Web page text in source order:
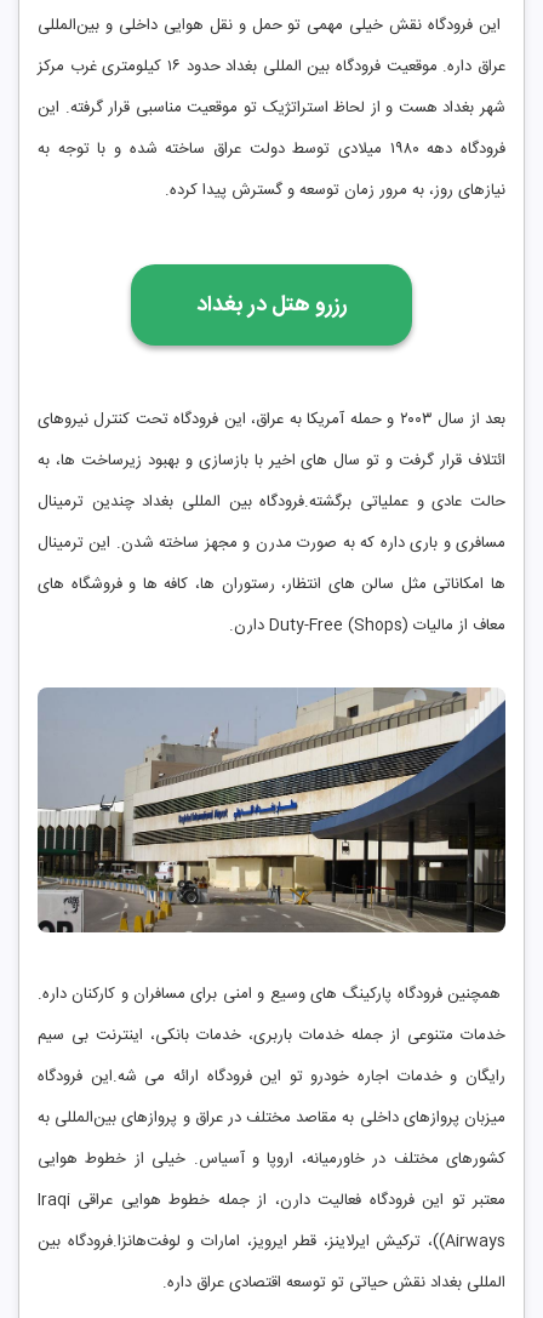
این فرودگاه نقش خیلی مهمی تو حمل و نقل هوایی داخلی و بین‌المللی
عراق داره. موقعیت فرودگاه بین‌ المللی بغداد حدود ۱۶ کیلومتری غرب مرکز
شهر بغداد هست و از لحاظ استراتژیک تو موقعیت مناسبی قرار گرفته. این
فرودگاه دهه ۱۹۸۰ میلادی توسط دولت عراق ساخته شده و با توجه به
نیازهای روز، به مرور زمان توسعه و گسترش پیدا کرده.
رزرو هتل دربغداد
بعد از سال ۲۰۰۳ و حمله آمریکا به عراق، این فرودگاه تحت کنترل نیروهای
ائتلاف قرار گرفت و تو سال ‌های اخیر با بازسازی و بهبود زیرساخت‌ ها، به
حالت عادی و عملیاتی برگشته.فرودگاه بین ‌المللی بغداد چندین ترمینال
مسافری و باری داره که به صورت مدرن و مجهز ساخته شدن. این ترمینال‌
ها امکاناتی مثل سالن‌ های انتظار، رستوران ‌ها، کافه‌ ها و فروشگاه‌ های
معاف از مالیات (Duty-Free (Shops دارن.
همچنین فرودگاه پارکینگ‌ های وسیع و امنی برای مسافران و کارکنان داره.
خدمات متنوعی از جمله خدمات باربری، خدمات بانکی، اینترنت بی ‌سیم
رایگان و خدمات اجاره خودرو تو این فرودگاه ارائه می ‌شه.این فرودگاه
میزبان پروازهای داخلی به مقاصد مختلف در عراق و پروازهای بین‌المللی به
کشورهای مختلف در خاورمیانه، اروپا و آسیاس. خیلی از خطوط هوایی
معتبر تو این فرودگاه فعالیت دارن، از جمله خطوط هوایی عراقی Iraqi
Airways))، ترکیش ایرلاینز، قطر ایرویز، امارات و لوفت‌هانزا.فرودگاه بین
‌المللی بغداد نقش حیاتی تو توسعه اقتصادی عراق داره.